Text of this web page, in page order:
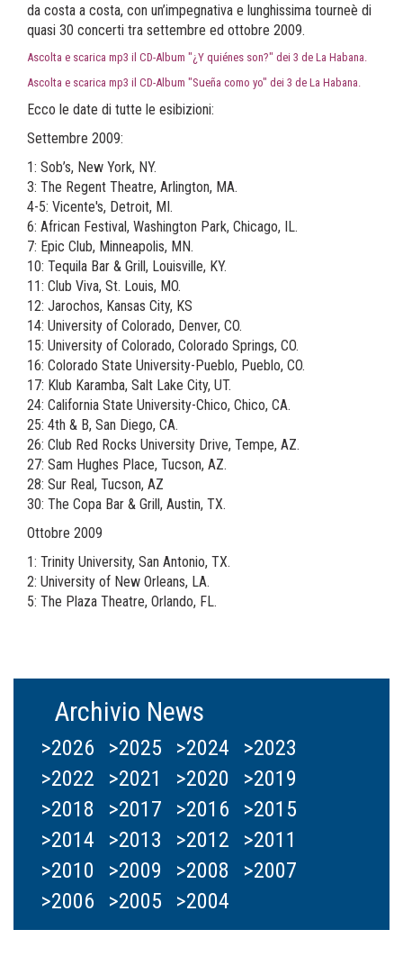
da costa a costa, con un’impegnativa e lunghissima tourneè di
quasi 30 concerti tra settembre ed ottobre 2009.
Ascolta e scarica mp3 il CD-Album "¿Y quiénes son?" dei 3 de La Habana.
Ascolta e scarica mp3 il CD-Album "Sueña como yo" dei 3 de La Habana.
Ecco le date di tutte le esibizioni:
Settembre 2009:
1: Sob’s, New York, NY.
3: The Regent Theatre, Arlington, MA.
4-5: Vicente's, Detroit, MI.
6: African Festival, Washington Park, Chicago, IL.
7: Epic Club, Minneapolis, MN.
10: Tequila Bar & Grill, Louisville, KY.
11: Club Viva, St. Louis, MO.
12: Jarochos, Kansas City, KS
14: University of Colorado, Denver, CO.
15: University of Colorado, Colorado Springs, CO.
16: Colorado State University-Pueblo, Pueblo, CO.
17: Klub Karamba, Salt Lake City, UT.
24: California State University-Chico, Chico, CA.
25: 4th & B, San Diego, CA.
26: Club Red Rocks University Drive, Tempe, AZ.
27: Sam Hughes Place, Tucson, AZ.
28: Sur Real, Tucson, AZ
30: The Copa Bar & Grill, Austin, TX.
Ottobre 2009
1: Trinity University, San Antonio, TX.
2: University of New Orleans, LA.
5: The Plaza Theatre, Orlando, FL.
Archivio News
>2026 >2025 >2024
>2023
>2022
>2021 >2020
>2019
>2018
>2017 >2016
>2015
>2014
>2013 >2012
>2011
>2010
>2009 >2008
>2007
>2006
>2005 >2004